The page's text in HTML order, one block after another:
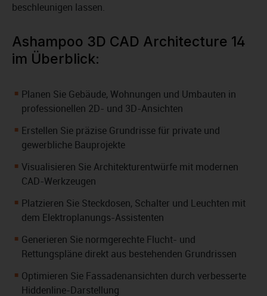
beschleunigen lassen.
Ashampoo 3D CAD Architecture 14
im Überblick:
Planen Sie Gebäude, Wohnungen und Umbauten in
professionellen 2D- und 3D-Ansichten
Erstellen Sie präzise Grundrisse für private und
gewerbliche Bauprojekte
Visualisieren Sie Architekturentwürfe mit modernen
CAD-Werkzeugen
Platzieren Sie Steckdosen, Schalter und Leuchten mit
dem Elektroplanungs-Assistenten
Generieren Sie normgerechte Flucht- und
Rettungspläne direkt aus bestehenden Grundrissen
Optimieren Sie Fassadenansichten durch verbesserte
Hiddenline-Darstellung